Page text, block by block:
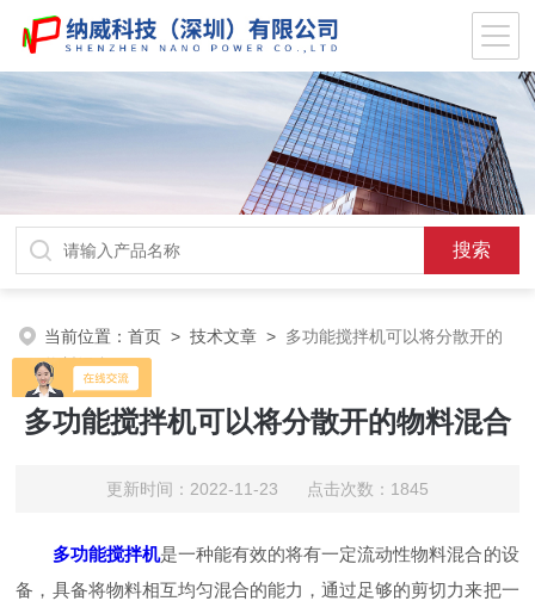
当前位置：首页 >技术文章 > 多功能搅拌机可以将分散开的
物料混合
多功能搅拌机可以将分散开的物料混合
更新时间：2022-11-23 点击次数：1845
多功能搅拌机是一种能有效的将有一定流动性物料混合的设
备，具备将物料相互均匀混合的能力，通过足够的剪切力来把一